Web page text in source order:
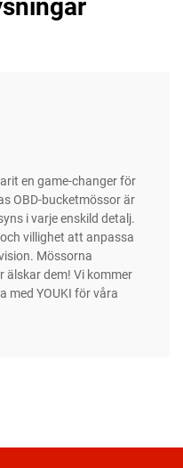
en game-changer för
OBD-bucketmössor är
i varje enskild detalj.
villighet att anpassa
Mössorna
älskar dem! Vi kommer
YOUKI för våra